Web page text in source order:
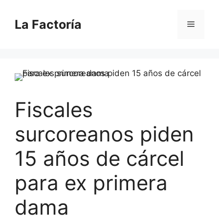
contenido
La Factoría Menú
Fiscales
surcoreanos piden
15 años de cárcel
para ex primera
dama